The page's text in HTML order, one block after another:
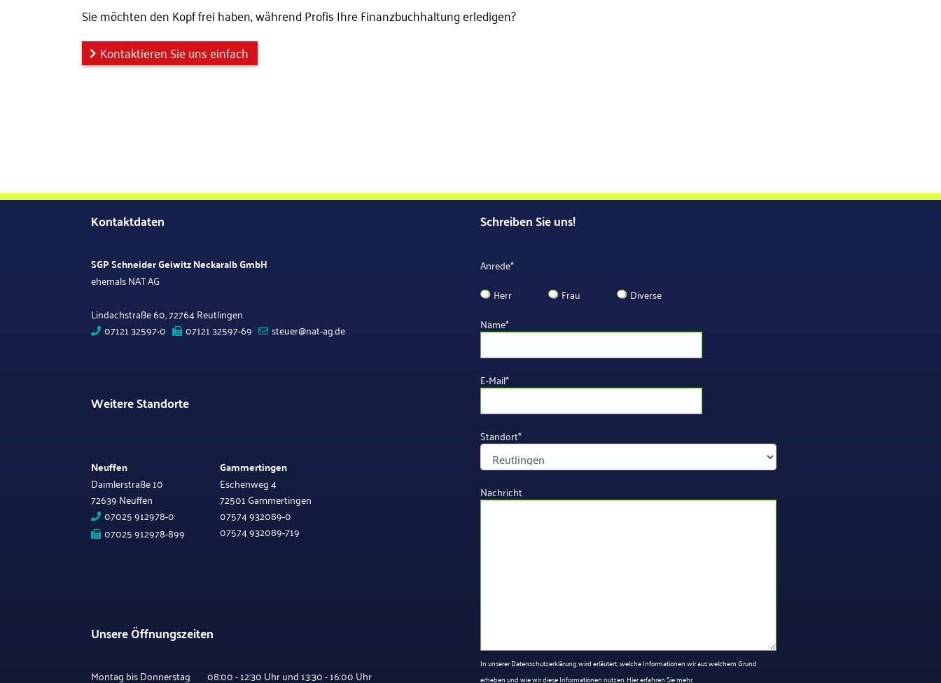
Sie möchten den Kopf frei haben, während Profis Ihre Finanzbuchhaltung erledigen?
Kontaktieren Sie uns einfach
Schreiben Sie uns!
Anrede*
Herr
Frau
Diverse
Name*
E-Mail*
Standort*
Nachricht
In unserer Datenschutzerklärung wird erläutert, welche Informationen wir aus welchem Grund
erheben und wie wir diese Informationen nutzen.Hier erfahren Sie mehr.
Kontaktdaten
SGP Schneider Geiwitz Neckaralb GmbH
ehemals NAT AG
Lindachstraße 60, 72764 Reutlingen
07121 32597-0
07121 32597-69 steuer@nat-ag.de
Weitere Standorte
Neuffen
Daimlerstraße 10
72639 Neuffen
07025 912978-0
07025 912978-899
Gammertingen
Eschenweg 4
72501 Gammertingen
07574 932089-0
07574 932089-719
Unsere Öffnungszeiten
Montag bis Donnerstag 08:00 - 12:30 Uhr und 13:30 - 16:00 Uhr